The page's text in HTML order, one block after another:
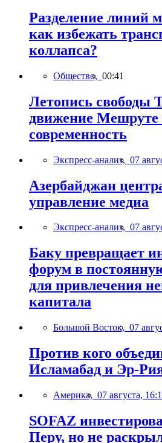
Разделение линий
как избежать
коллапса?
Общество, 00:41
Летопись свободы
движение Мешруте
современность
Экспресс-анализ, 07
Азербайджан
управление медиа
Экспресс-анализ, 07
Баку превращает
форум в
для привлечения
капитала
Большой Восток, 07
Против кого
Исламабад и Эр-
Америка, 07 августа,
SOFAZ
Перу, но не